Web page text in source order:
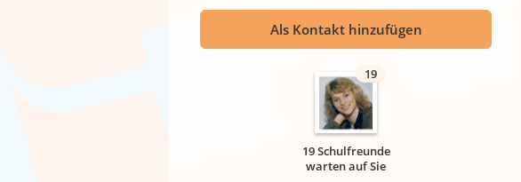
Als Kontakt hinzufügen
19
19 Schulfreunde
warten auf Sie